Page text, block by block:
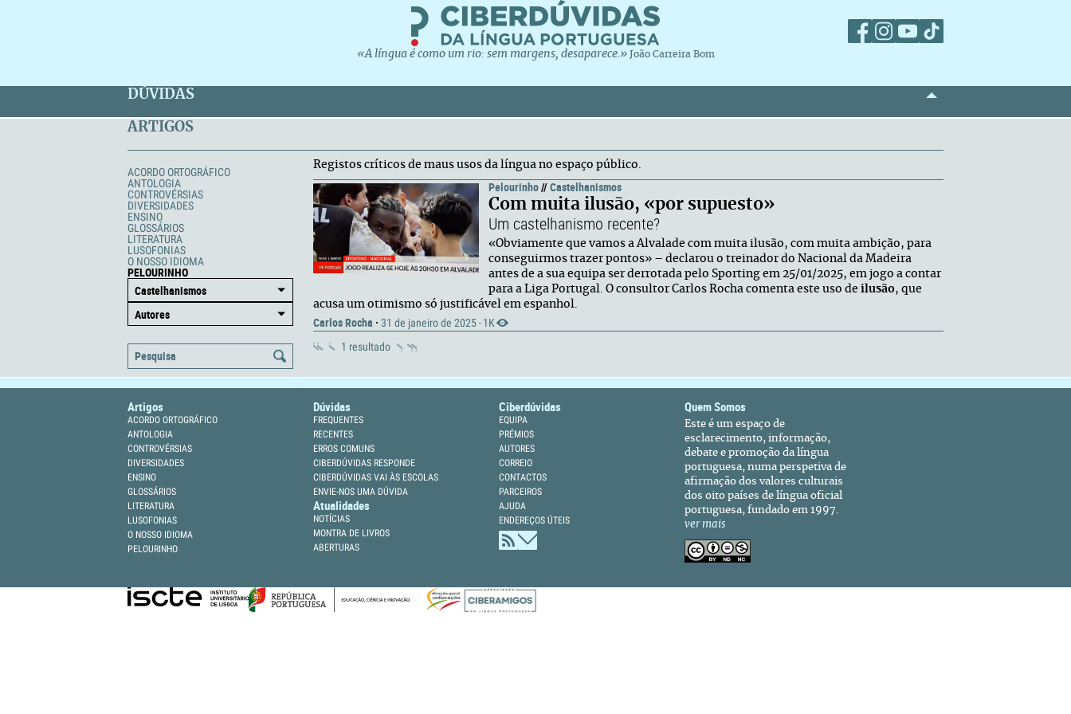
«A língua é como um rio: sem margens, desaparece.» João Carreira Bom
DÚVIDAS
ARTIGOS
ACORDO ORTOGRÁFICO
ANTOLOGIA
CONTROVÉRSIAS
DIVERSIDADES
ENSINO
GLOSSÁRIOS
LITERATURA
LUSOFONIAS
O NOSSO IDIOMA
PELOURINHO
Registos críticos de maus usos da língua no espaço público.
Pelourinho//Castelhanismos
Com muita ilusão, «por supuesto»
Um castelhanismo recente?
«Obviamente que vamos a Alvalade com muita ilusão, com muita ambição, para
conseguirmos trazer pontos» – declarou o treinador do Nacional da Madeira
antes de a sua equipa ser derrotada pelo Sporting em 25/01/2025, em jogo a contar
para a Liga Portugal. O consultor Carlos Rocha comenta este uso de ilusão, que
acusa um otimismo só justificável em espanhol.
Carlos Rocha · 31 de janeiro de 2025 · 1K
1 resultado
Artigos
ACORDO ORTOGRÁFICO
ANTOLOGIA
CONTROVÉRSIAS
DIVERSIDADES
ENSINO
GLOSSÁRIOS
LITERATURA
LUSOFONIAS
O NOSSO IDIOMA
PELOURINHO
Dúvidas
FREQUENTES
RECENTES
ERROS COMUNS
CIBERDÚVIDAS RESPONDE
CIBERDÚVIDAS VAI ÀS ESCOLAS
ENVIE-NOS UMA DÚVIDA
Atualidades
NOTÍCIAS
MONTRA DE LIVROS
ABERTURAS
Ciberdúvidas
EQUIPA
PRÉMIOS
AUTORES
CORREIO
CONTACTOS
PARCEIROS
AJUDA
ENDEREÇOS ÚTEIS
Quem Somos
Este é um espaço de
esclarecimento, informação,
debate e promoção da língua
portuguesa, numa perspetiva de
afirmação dos valores culturais
dos oito países de língua oficial
portuguesa, fundado em 1997.
ver mais